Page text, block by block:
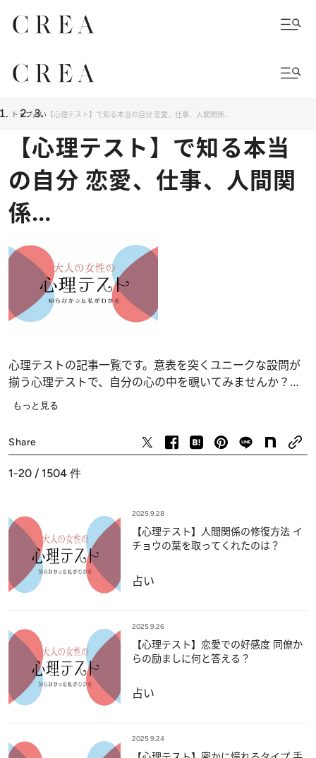
トップ占い 【心理テスト】で知る本当の自分 恋愛、仕事、人間関係…
【心理テスト】で知る本当
の自分 恋愛、仕事、人間関
係…
心理テストの記事一覧です。意表を突くユニークな設問が
揃う心理テストで、自分の心の中を覗いてみませんか？
恋愛、仕事、人間関係の深層心理……、自分でも気づかな
もっと見る
Share
1-20 / 1504 件
2025.9.28
【心理テスト】人間関係の修復方法 イ
チョウの葉を取ってくれたのは？
占い
2025.9.26
【心理テスト】恋愛での好感度 同僚か
らの励ましに何と答える？
占い
2025.9.24